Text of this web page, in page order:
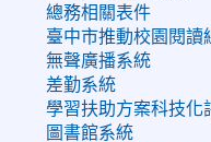
總務相關表件
臺中市推動校園閱讀
無聲廣播系統
差勤系統
學習扶助方案科技化
圖書館系統